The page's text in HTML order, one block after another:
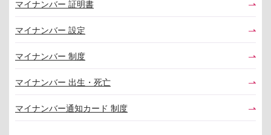
マイナンバー 証明書
マイナンバー 設定
マイナンバー 制度
マイナンバー 出生・死亡
マイナンバー通知カード 制度